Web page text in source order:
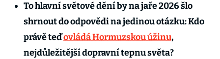
To hlavní světové dění by na jaře 2026 šlo
shrnout do odpovědi na jedinou otázku: Kdo
právě teďovládá Hormuzskou úžinu,
nejdůležitější dopravní tepnu světa?